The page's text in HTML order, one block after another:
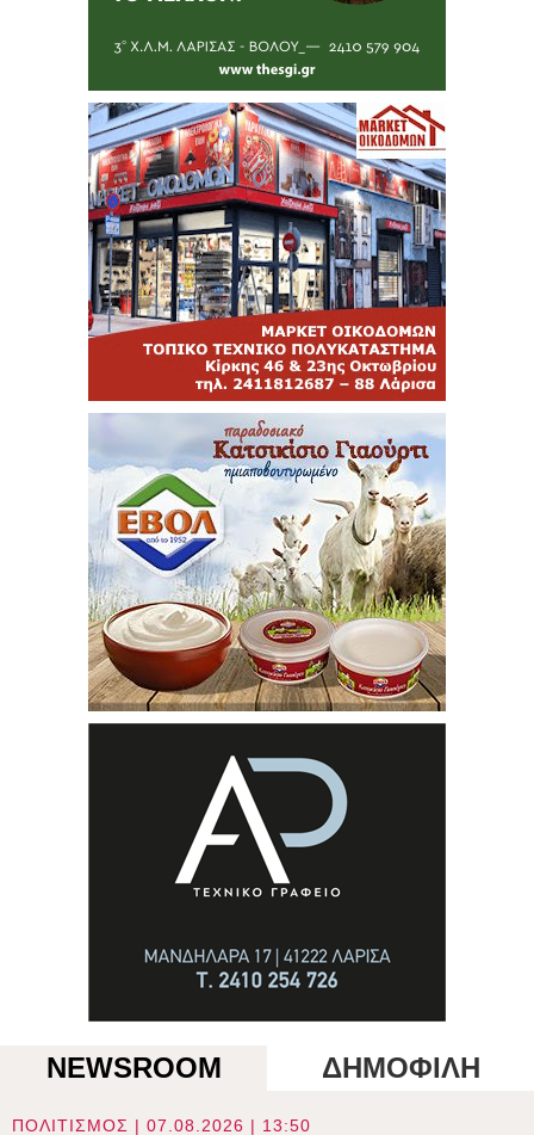
NEWSROOM ΔΗΜΟΦΙΛΗ
ΠΟΛΙΤΙΣΜΟΣ | 07.08.2026 | 13:50